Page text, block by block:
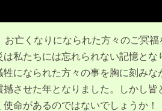
亡くなりになられた方々のご冥
私たちには忘れられない記憶と
になられた方々の事を胸に刻み
させた年となりました。しかし
命があるのではないでしょうか！